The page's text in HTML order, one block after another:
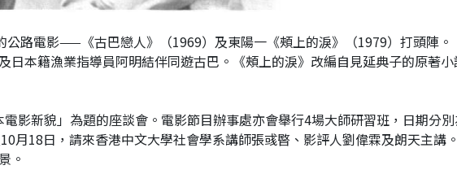
公路電影——《古巴戀人》（1969）及東陽一《頰上的淚》（1979）打頭陣。
日本籍漁業指導員阿明結伴同遊古巴。 《頰上的淚》改編自見延典子的原著
影新貌」為題的座談會。電影節目辦事處亦會舉行4場大師研習班， 日期分
月18日，請來香港中文大學社會學系講師張彧暋、影評人劉偉霖及朗天主講
。